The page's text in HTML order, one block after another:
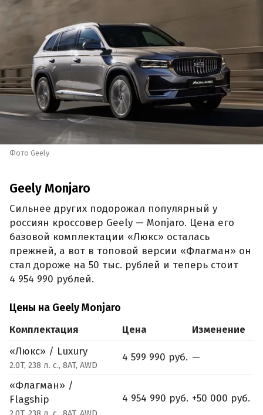
Фото Geely
Geely Monjaro
Сильнее других подорожал популярный у
россиян кроссовер Geely — Monjaro. Цена его
базовой комплектации «Люкс» осталась
прежней, а вот в топовой версии «Флагман» он
стал дороже на 50 тыс. рублей и теперь стоит
4 954 990 рублей.
Цены на Geely Monjaro
Комплектация Цена
Изменение
«Люкс» / Luxury
2.0T, 238 л. с., 8AT, AWD
4 599 990 руб. —
«Флагман» /
Flagship
4 954 990 руб. +50 000 руб.